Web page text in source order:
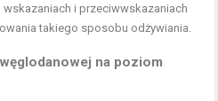
i przeciwwskazaniach
takiego sposobu odżywiania.
na poziom